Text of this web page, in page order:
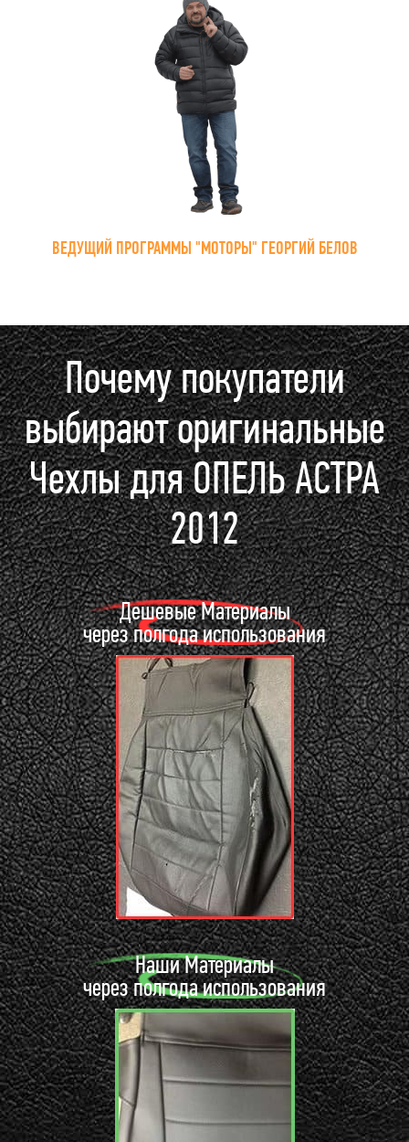
ВЕДУЩИЙ ПРОГРАММЫ "МОТОРЫ" ГЕОРГИЙ БЕЛОВ
Почему покупатели
выбирают оригинальные
Чехлы для ОПЕЛЬ АСТРА
2012
Дешевые Материалы
через полгода использования
Наши Материалы
через полгода использования